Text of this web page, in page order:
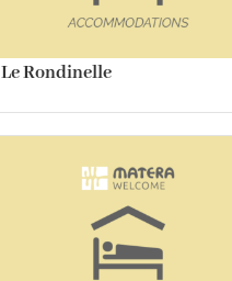
Le Rondinelle